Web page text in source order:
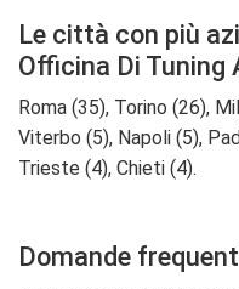
Le città con più
Officina Di Tuning
Roma (35), Torino (26),
Viterbo (5), Napoli (5),
Trieste (4), Chieti (4).
Domande